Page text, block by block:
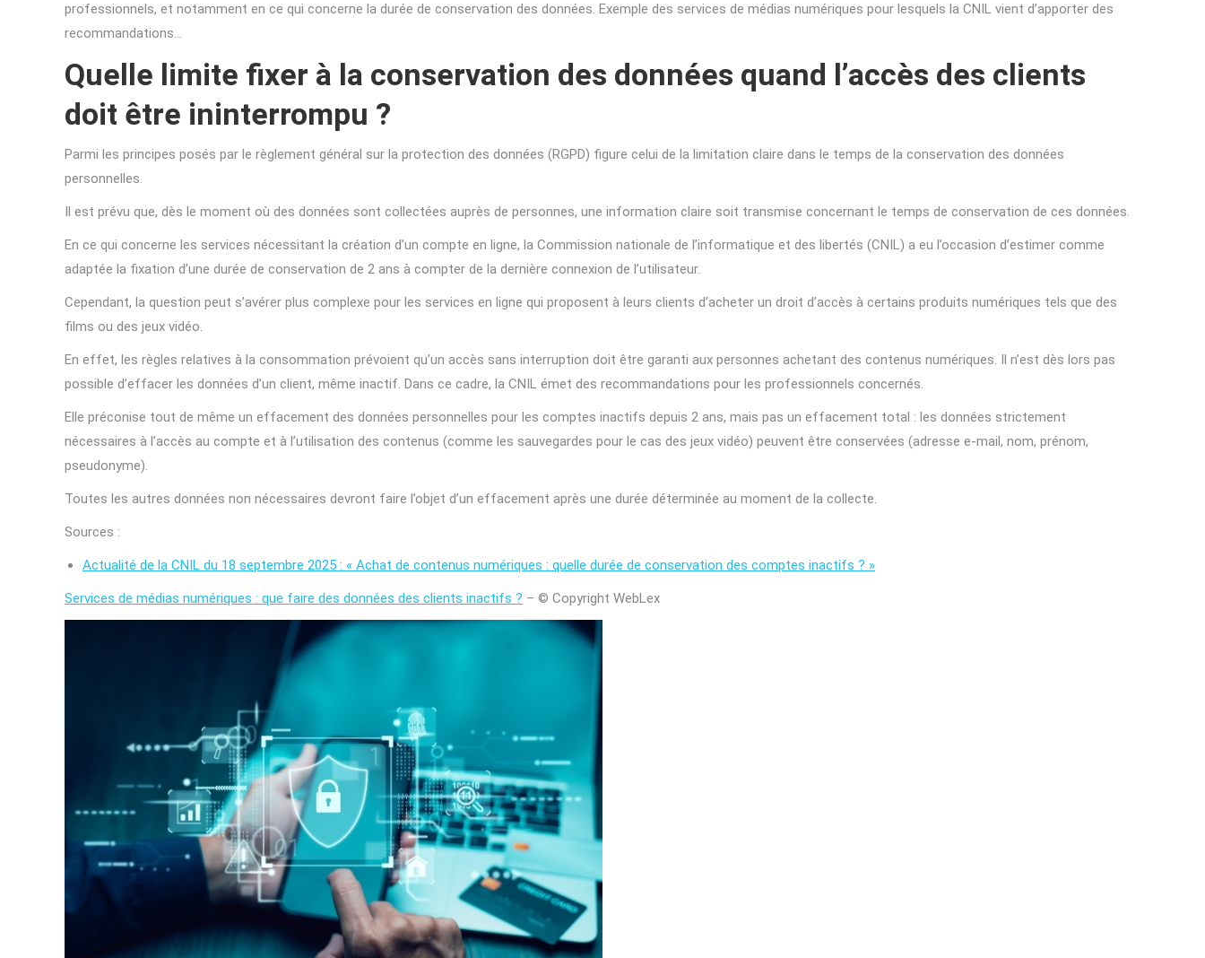
professionnels, et notamment en ce qui concerne la durée de conservation des données. Exemple des services de médias numériques pour lesquels la CNIL vient d’apporter des
recommandations…
Quelle limite fixer à la conservation des données quand l’accès des clients
doit être ininterrompu ?
Parmi les principes posés par le règlement général sur la protection des données (RGPD) figure celui de la limitation claire dans le temps de la conservation des données
personnelles.
Il est prévu que, dès le moment où des données sont collectées auprès de personnes, une information claire soit transmise concernant le temps de conservation de ces données.
En ce qui concerne les services nécessitant la création d’un compte en ligne, la Commission nationale de l’informatique et des libertés (CNIL) a eu l’occasion d’estimer comme
adaptée la fixation d’une durée de conservation de 2 ans à compter de la dernière connexion de l’utilisateur.
Cependant, la question peut s’avérer plus complexe pour les services en ligne qui proposent à leurs clients d’acheter un droit d’accès à certains produits numériques tels que des
films ou des jeux vidéo.
En effet, les règles relatives à la consommation prévoient qu’un accès sans interruption doit être garanti aux personnes achetant des contenus numériques. Il n’est dès lors pas
possible d’effacer les données d’un client, même inactif. Dans ce cadre, la CNIL émet des recommandations pour les professionnels concernés.
Elle préconise tout de même un effacement des données personnelles pour les comptes inactifs depuis 2 ans, mais pas un effacement total : les données strictement
nécessaires à l’accès au compte et à l’utilisation des contenus (comme les sauvegardes pour le cas des jeux vidéo) peuvent être conservées (adresse e-mail, nom, prénom,
pseudonyme).
Toutes les autres données non nécessaires devront faire l’objet d’un effacement après une durée déterminée au moment de la collecte.
Sources :
Actualité de la CNIL du 18 septembre 2025 : « Achat de contenus numériques : quelle durée de conservation des comptes inactifs ? »
Services de médias numériques : que faire des données des clients inactifs ? – © Copyright WebLex